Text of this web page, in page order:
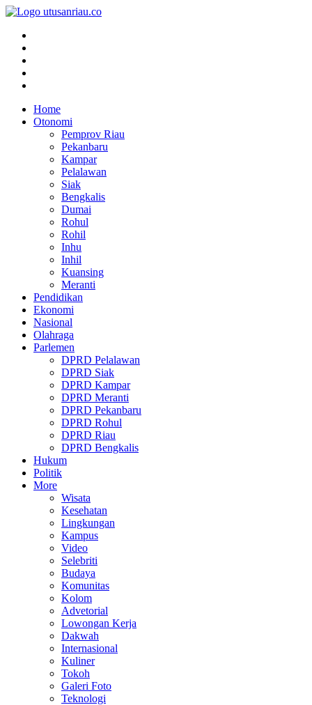
Home
Otonomi
Pemprov Riau
Pekanbaru
Kampar
Pelalawan
Siak
Bengkalis
Dumai
Rohul
Rohil
Inhu
Inhil
Kuansing
Meranti
Pendidikan
Ekonomi
Nasional
Olahraga
Parlemen
DPRD Pelalawan
DPRD Siak
DPRD Kampar
DPRD Meranti
DPRD Pekanbaru
DPRD Rohul
DPRD Riau
DPRD Bengkalis
Hukum
Politik
More
Wisata
Kesehatan
Lingkungan
Kampus
Video
Selebriti
Budaya
Komunitas
Kolom
Advetorial
Lowongan Kerja
Dakwah
Internasional
Kuliner
Tokoh
Galeri Foto
Teknologi